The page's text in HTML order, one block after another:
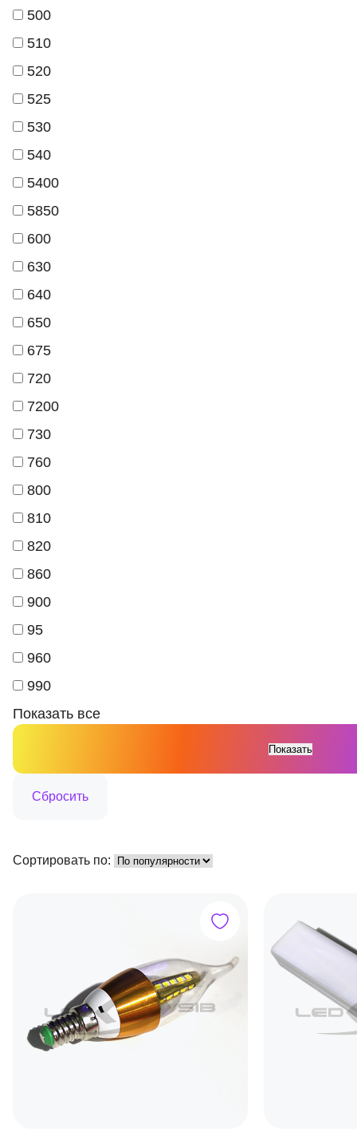
500
510
520
525
530
540
5400
5850
600
630
640
650
675
720
7200
730
760
800
810
820
860
900
95
960
990
Показать все
Сортировать по: